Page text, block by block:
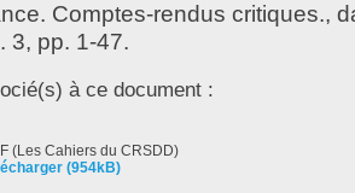
Comptes-rendus critiques.,
3, pp. 1-47.
à ce document :
(Les Cahiers du CRSDD)
(954kB)